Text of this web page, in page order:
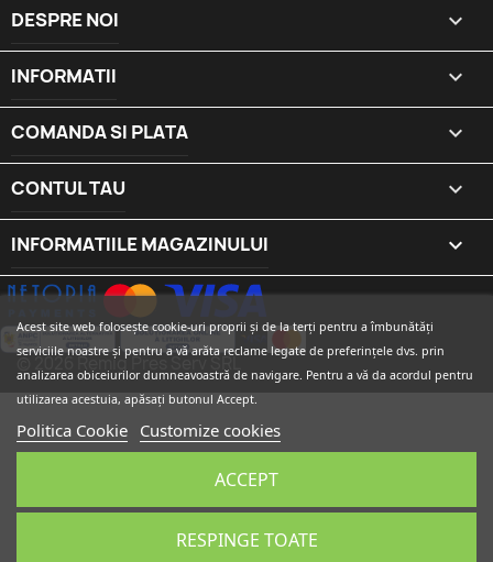
DESPRE NOI 
INFORMATII 
COMANDA SI PLATA 
CONTUL TAU 
INFORMATIILE MAGAZINULUI keyboard_arrow_down
Acest site web folosește cookie-uri proprii și de la terți pentru a îmbunătăți
serviciile noastre și pentru a vă arăta reclame legate de preferințele dvs. prin
analizarea obiceiurilor dumneavoastră de navigare. Pentru a vă da acordul pentru
utilizarea acestuia, apăsați butonul Accept.
Politica Cookie Customize cookies
RESPINGE TOATE
ACCEPT
© 2026 Remig Pres Serv SRL